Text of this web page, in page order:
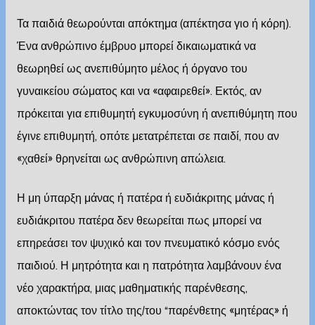
Τα παιδιά θεωρούνται απόκτημα (απέκτησα γιο ή κόρη).
Ένα ανθρώπινο έμβρυο μπορεί δικαιωματικά να
θεωρηθεί ως ανεπιθύμητο μέλος ή όργανο του
γυναικείου σώματος και να «αφαιρεθεί». Εκτός, αν
πρόκειται για επιθυμητή εγκυμοσύνη ή ανεπιθύμητη που
έγινε επιθυμητή, οπότε μετατρέπεται σε παιδί, που αν
«χαθεί» θρηνείται ως ανθρώπινη απώλεια.
Η μη ύπαρξη μάνας ή πατέρα ή ευδιάκριτης μάνας ή
ευδιάκριτου πατέρα δεν θεωρείται πως μπορεί να
επηρεάσει τον ψυχικό και τον πνευματικό κόσμο ενός
παιδιού. Η μητρότητα και η πατρότητα λαμβάνουν ένα
νέο χαρακτήρα, μιας μαθηματικής παρένθεσης,
αποκτώντας τον τίτλο της/του “παρένθετης «μητέρας» ή